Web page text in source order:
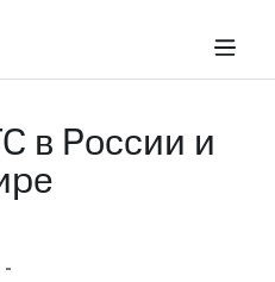
в России и